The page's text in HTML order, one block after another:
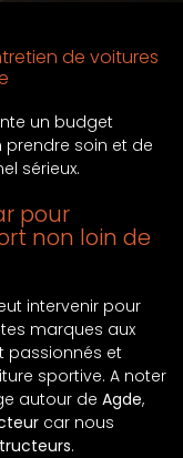
de voitures
un budget
prendre soin et de
sérieux.
pour
non loin de
intervenir pour
marques aux
passionnés et
sportive. A noter
autour de Agde,
car nous
.